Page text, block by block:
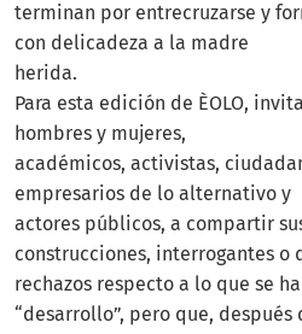
terminan por entrecruzarse y
con delicadeza a la madre
herida.
Para esta edición de ÈOLO,
hombres y mujeres,
académicos, activistas,
empresarios de lo alternativo y
actores públicos, a compartir
construcciones, interrogantes o
rechazos respecto a lo que se
“desarrollo”, pero que, después